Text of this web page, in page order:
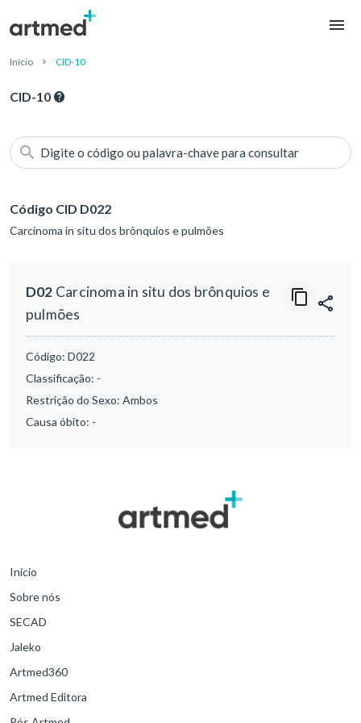
Início CID-10
CID-10
Digite o código ou palavra-chave para consultar
Código CID D022
Carcinoma in situ dos brônquios e pulmões
D02 Carcinoma in situ dos brônquios e
pulmões
Código: D022
Classificação: -
Restrição do Sexo: Ambos
Causa óbito: -
Início
Sobre nós
SECAD
Jaleko
Artmed360
Artmed Editora